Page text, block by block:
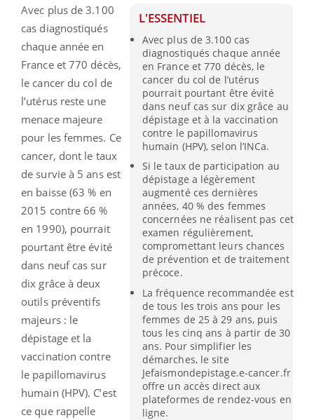
L'ESSENTIEL
Avec plus de 3.100 cas
diagnostiqués chaque année
en France et 770 décès, le
cancer du col de l’utérus
pourrait pourtant être évité
dans neuf cas sur dix grâce au
dépistage et à la vaccination
contre le papillomavirus
humain (HPV), selon l’INCa.
Si le taux de participation au
dépistage a légèrement
augmenté ces dernières
années, 40 % des femmes
concernées ne réalisent pas cet
examen régulièrement,
compromettant leurs chances
de prévention et de traitement
précoce.
La fréquence recommandée est
de tous les trois ans pour les
femmes de 25 à 29 ans, puis
tous les cinq ans à partir de 30
ans. Pour simplifier les
démarches, le site
Jefaismondepistage.e-cancer.fr
offre un accès direct aux
plateformes de rendez-vous en
ligne.
Avec plus de 3.100
cas diagnostiqués
chaque année en
France et 770 décès,
le cancer du col de
l’utérus reste une
menace majeure
pour les femmes. Ce
cancer, dont le taux
de survie à 5 ans est
en baisse (63 % en
2015 contre 66 %
en 1990), pourrait
pourtant être évité
dans neuf cas sur
dix grâce à deux
outils préventifs
majeurs : le
dépistage et la
vaccination contre
le papillomavirus
humain (HPV). C’est
ce que rappelle